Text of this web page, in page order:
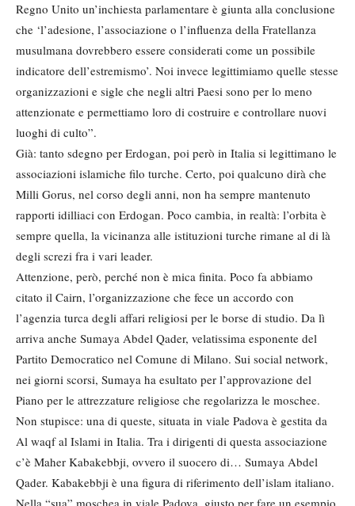
Regno Unito un’inchiesta parlamentare è giunta alla conclusione
che ‘l’adesione, l’associazione o l’influenza della Fratellanza
musulmana dovrebbero essere considerati come un possibile
indicatore dell’estremismo’. Noi invece legittimiamo quelle stesse
organizzazioni e sigle che negli altri Paesi sono per lo meno
attenzionate e permettiamo loro di costruire e controllare nuovi
luoghi di culto”.
Già: tanto sdegno per Erdogan, poi però in Italia si legittimano le
associazioni islamiche filo turche. Certo, poi qualcuno dirà che
Milli Gorus, nel corso degli anni, non ha sempre mantenuto
rapporti idilliaci con Erdogan. Poco cambia, in realtà: l’orbita è
sempre quella, la vicinanza alle istituzioni turche rimane al di là
degli screzi fra i vari leader.
Attenzione, però, perché non è mica finita. Poco fa abbiamo
citato il Cairn, l’organizzazione che fece un accordo con
l’agenzia turca degli affari religiosi per le borse di studio. Da lì
arriva anche Sumaya Abdel Qader, velatissima esponente del
Partito Democratico nel Comune di Milano. Sui social network,
nei giorni scorsi, Sumaya ha esultato per l’approvazione del
Piano per le attrezzature religiose che regolarizza le moschee.
Non stupisce: una di queste, situata in viale Padova è gestita da
Al waqf al Islami in Italia. Tra i dirigenti di questa associazione
c’è Maher Kabakebbji, ovvero il suocero di… Sumaya Abdel
Qader. Kabakebbji è una figura di riferimento dell’islam italiano.